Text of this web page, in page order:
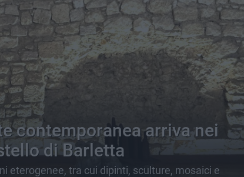
contemporanea arriva nei
di Barletta
eterogenee, tra cui dipinti, sculture, mosaici e